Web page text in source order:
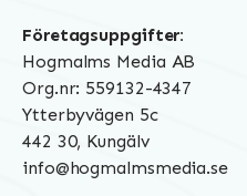
Företagsuppgifter:
Hogmalms Media AB
Org.nr: 559132-4347
Ytterbyvägen 5c
442 30, Kungälv
info@hogmalmsmedia.se